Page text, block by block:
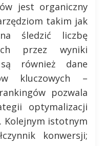
jest organiczny
takim jak
śledzić liczbę
przez wyniki
również dane
kluczowych –
pozwala
optymalizacji
Kolejnym istotnym
konwersji;